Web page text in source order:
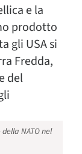
e la
prodotto
gli USA si
Fredda,
del
NATO nel